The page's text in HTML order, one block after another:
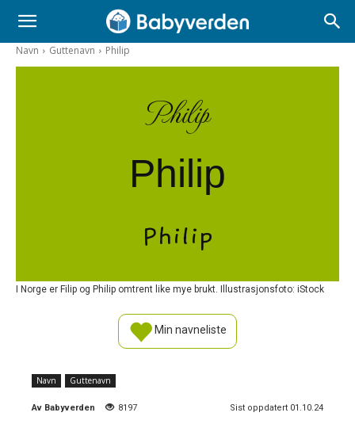
Navn Guttenavn Philip
Philip
Philip
Philip
I Norge er Filip og Philip omtrent like mye brukt. Illustrasjonsfoto: iStock
Min navneliste
Navn Guttenavn
Av Babyverden 8197 Sist oppdatert 01.10.24